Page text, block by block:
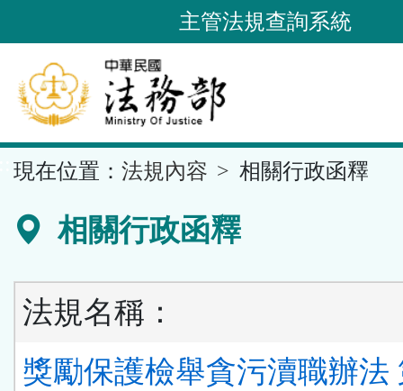
到
要
內
容
區
主管法規查詢系統
現在位置： 法規內容 相關行政函釋
相關行政函釋
法規名稱：
獎勵保護檢舉貪污瀆職辦法